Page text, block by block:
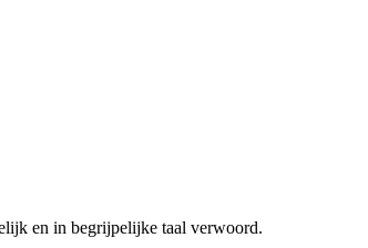
en in begrijpelijke taal verwoord.